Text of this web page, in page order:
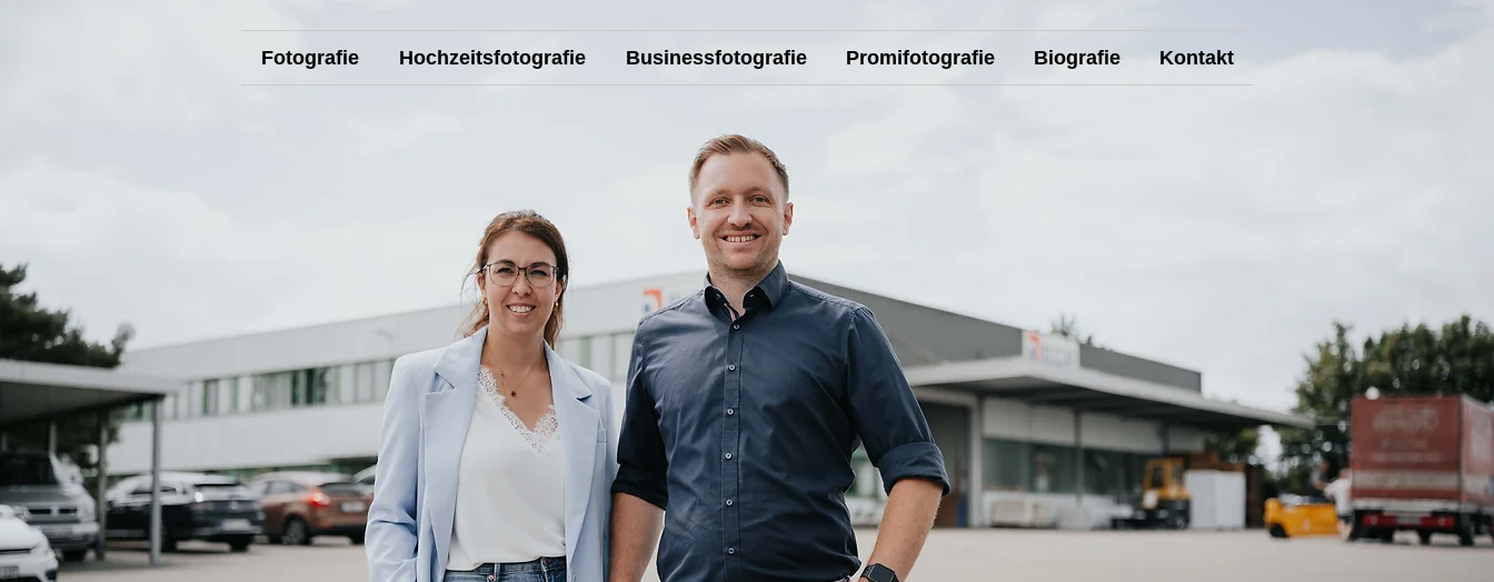
Fotografie Hochzeitsfotografie Businessfotografie Promifotografie Biografie Kontakt